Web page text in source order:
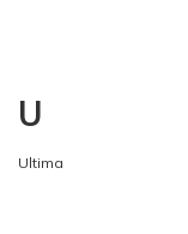
U
Ultima